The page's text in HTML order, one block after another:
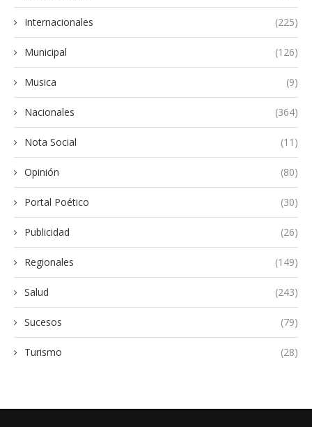
Internacionales (225)
Municipal (126)
Musica (9)
Nacionales (364)
Nota Social (11)
Opinión (80)
Portal Poético (30)
Publicidad (26)
Regionales (149)
Salud (243)
Sucesos (79)
Turismo (28)